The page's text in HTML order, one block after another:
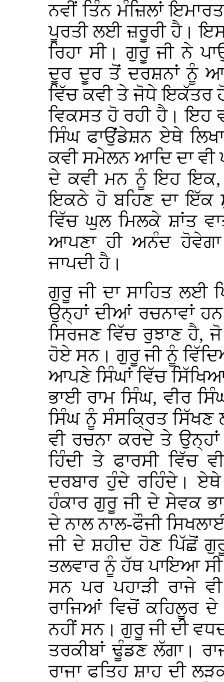
ਨਵੀਂ ਤਿੰਨ ਮੰਜ਼ਿਲਾਂ
ਪੂਰਤੀ ਲਈ ਜ਼ਰੂਰੀ ਹੈ।
ਰਿਹਾ ਸੀ। ਗੁਰੂ ਜੀ ਨੇ
ਦੂਰ ਦੂਰ ਤੋਂ ਦਰਸ਼ਨਾਂ ਨੂੰ
ਵਿੱਚ ਕਵੀ ਤੇ ਜੋਧੇ ਇਕੱਤਰ
ਵਿਕਸਤ ਹੋ ਰਹੀ ਹੈ। ਇਹ
ਸਿੰਘ ਫਾਉਂਡੇਸ਼ਨ ਏਥੇ
ਕਵੀ ਸਮੇਲਨ ਆਦਿ ਦਾ
ਦੇ ਕਵੀ ਮਨ ਨੂੰ ਇਹ ਇਕ,
ਇਕਠੇ ਹੋ ਬਹਿਣ ਦਾ ਇੱਕ
ਵਿੱਚ ਘੁਲ ਮਿਲਕੇ ਸ਼ਾਂਤ
ਆਪਣਾ ਹੀ ਅਨੰਦ
ਜਾਪਦੀ ਹੈ।
ਗੁਰੂ ਜੀ ਦਾ ਸਾਹਿਤ ਲਈ
ਉਨ੍ਹਾਂ ਦੀਆਂ ਰਚਨਾਵਾਂ
ਸਿਰਜਣ ਵਿੱਚ ਰੁਝਾਣ ਹੈ,
ਹੋਏ ਸਨ। ਗੁਰੂ ਜੀ ਨੂੰ
ਆਪਣੇ ਸਿੰਘਾਂ ਵਿੱਚ
ਭਾਈ ਰਾਮ ਸਿੰਘ, ਵੀਰ
ਸਿੰਘ ਨੂੰ ਸੰਸਕ੍ਰਿਤ
ਵੀ ਰਚਨਾ ਕਰਦੇ ਤੇ
ਹਿੰਦੀ ਤੇ ਫਾਰਸੀ ਵਿੱਚ
ਦਰਬਾਰ ਹੁੰਦੇ ਰਹਿੰਦੇ।
ਹੰਕਾਰ ਗੁਰੂ ਜੀ ਦੇ ਸੇਵਕ
ਦੇ ਨਾਲ ਨਾਲ-ਫੌਜੀ
ਜੀ ਦੇ ਸ਼ਹੀਦ ਹੋਣ ਪਿੱਛੋਂ
ਤਲਵਾਰ ਨੂੰ ਹੱਥ ਪਾਇਆ
ਸਨ ਪਰ ਪਹਾੜੀ ਰਾਜੇ
ਰਾਜਿਆਂ ਵਿਚੋਂ ਕਹਿਲੂਰ
ਨਹੀਂ ਸਨ। ਗੁਰੂ ਜੀ ਦੀ
ਤਰਕੀਬਾਂ ਢੂੰਡਣ ਲੱਗਾ।
ਰਾਜਾ ਫਤਿਹ ਸ਼ਾਹ ਦੀ